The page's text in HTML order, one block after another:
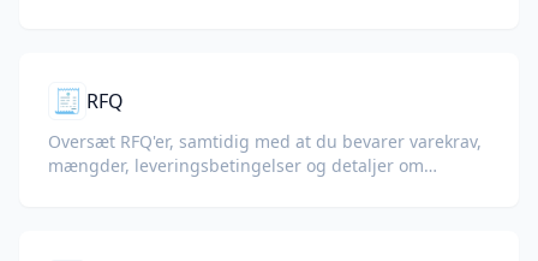
🧾 RFQ
Oversæt RFQ'er, samtidig med at du bevarer varekrav,
mængder, leveringsbetingelser og detaljer om